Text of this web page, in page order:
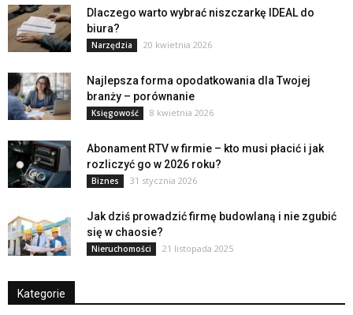
Dlaczego warto wybrać niszczarkę IDEAL do
biura?
Narzędzia 20 kwietnia 2026
Najlepsza forma opodatkowania dla Twojej
branży – porównanie
Księgowość 8 kwietnia 2026
Abonament RTV w firmie – kto musi płacić i jak
rozliczyć go w 2026 roku?
Biznes 31 stycznia 2026
Jak dziś prowadzić firmę budowlaną i nie zgubić
się w chaosie?
Nieruchomości 21 listopada 2025
Kategorie